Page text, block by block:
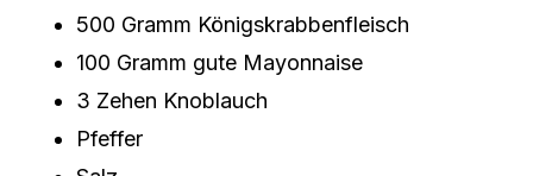
500 Gramm Königskrabbenfleisch
100 Gramm gute Mayonnaise
3 Zehen Knoblauch
Pfeffer